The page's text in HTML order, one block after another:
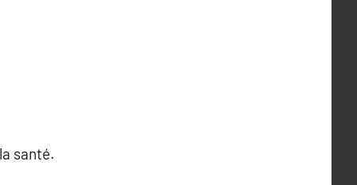
santé.